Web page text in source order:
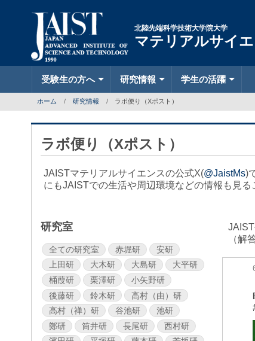
北陸先端科学技術大学院大学
マテリアルサイ
受験生の方へ 研究情報 学生の活躍
ホーム 研究情報 ラボ便り（Xポスト）
ラボ便り（Xポスト）
JAISTマテリアルサイエンスの公式X(@JaistMs)
にもJAISTでの生活や周辺環境などの情報も見る
研究室
全ての研究室 赤堀研
安研
上田研
大木研 大島研
大平研
桶葭研
栗澤研
小矢野研
後藤研
鈴木研
高村（由）研
高村（禅）研
谷池研
池研
鄭研
筒井研 長尾研
西村研
（解